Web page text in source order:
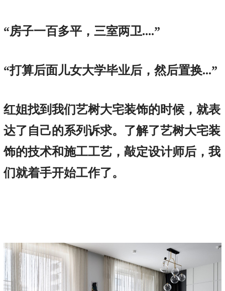
“房子一百多平，三室两卫....”
“打算后面儿女大学毕业后，然后置换...”
红姐找到我们艺树大宅装饰的时候，就表
达了自己的系列诉求。了解了艺树大宅装
饰的技术和施工工艺，敲定设计师后，我
们就着手开始工作了。